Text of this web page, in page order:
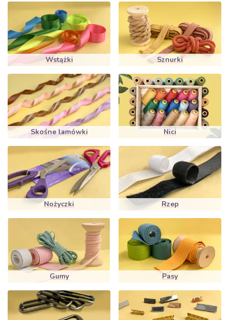
Wstążki Sznurki
Skośne lamówki Nici
Nożyczki Rzep
Gumy Pasy